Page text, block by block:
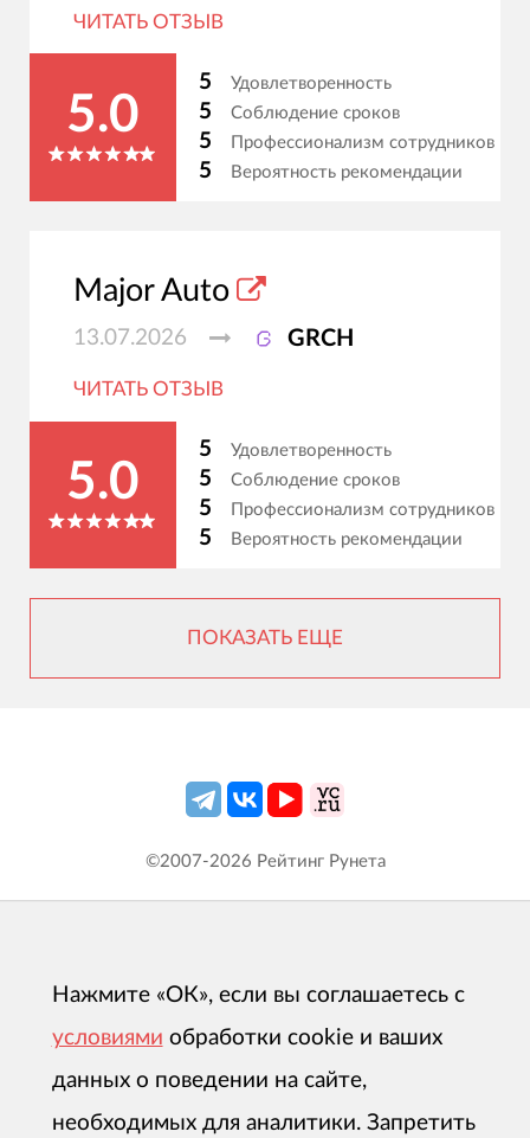
ЧИТАТЬ ОТЗЫВ
5.0
5 Удовлетворенность
5 Соблюдение сроков
5 Профессионализм сотрудников
5 Вероятность рекомендации
Major Auto
13.07.2026 GRCH
ЧИТАТЬ ОТЗЫВ
5.0
5 Удовлетворенность
5 Соблюдение сроков
5 Профессионализм сотрудников
5 Вероятность рекомендации
ПОКАЗАТЬ ЕЩЕ
©2007-2026 Рейтинг Рунета
Нажмите «ОК», если вы соглашаетесь с
условиями обработки cookie и ваших
данных о поведении на сайте,
необходимых для аналитики. Запретить